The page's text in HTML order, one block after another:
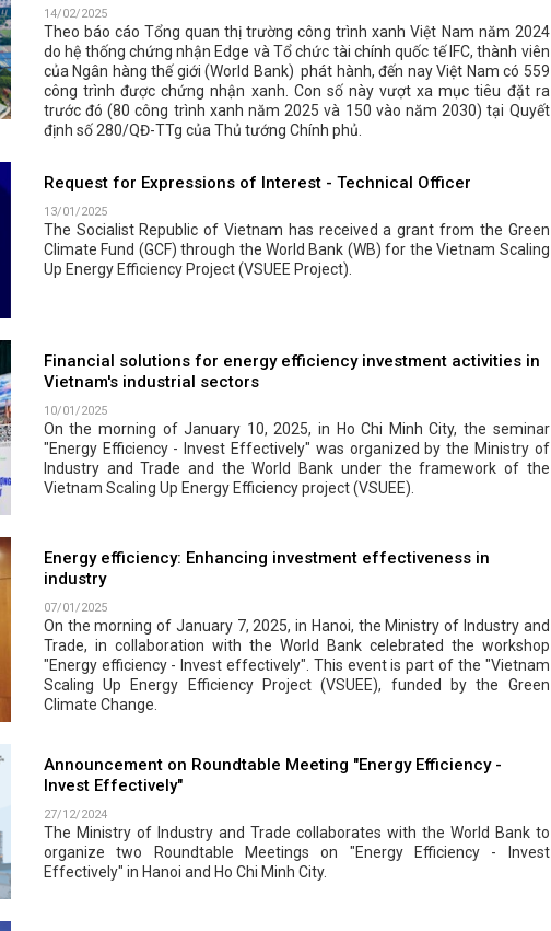
14/02/2025
Theo báo cáo Tổng quan thị trường công trình xanh Việt Nam năm 2024
do hệ thống chứng nhận Edge và Tổ chức tài chính quốc tế IFC, thành viên
của Ngân hàng thế giới (World Bank) phát hành, đến nay Việt Nam có 559
công trình được chứng nhận xanh. Con số này vượt xa mục tiêu đặt ra
trước đó (80 công trình xanh năm 2025 và 150 vào năm 2030) tại Quyết
định số 280/QĐ-TTg của Thủ tướng Chính phủ.
Request for Expressions of Interest - Technical Officer
13/01/2025
The Socialist Republic of Vietnam has received a grant from the Green
Climate Fund (GCF) through the World Bank (WB) for the Vietnam Scaling
Up Energy Efficiency Project (VSUEE Project).
Financial solutions for energy efficiency investment activities in
Vietnam's industrial sectors
10/01/2025
On the morning of January 10, 2025, in Ho Chi Minh City, the seminar
"Energy Efficiency - Invest Effectively" was organized by the Ministry of
Industry and Trade and the World Bank under the framework of the
Vietnam Scaling Up Energy Efficiency project (VSUEE).
Energy efficiency: Enhancing investment effectiveness in
industry
07/01/2025
On the morning of January 7, 2025, in Hanoi, the Ministry of Industry and
Trade, in collaboration with the World Bank celebrated the workshop
"Energy efficiency - Invest effectively". This event is part of the "Vietnam
Scaling Up Energy Efficiency Project (VSUEE), funded by the Green
Climate Change.
Announcement on Roundtable Meeting "Energy Efficiency -
Invest Effectively"
27/12/2024
The Ministry of Industry and Trade collaborates with the World Bank to
organize two Roundtable Meetings on "Energy Efficiency - Invest
Effectively" in Hanoi and Ho Chi Minh City.